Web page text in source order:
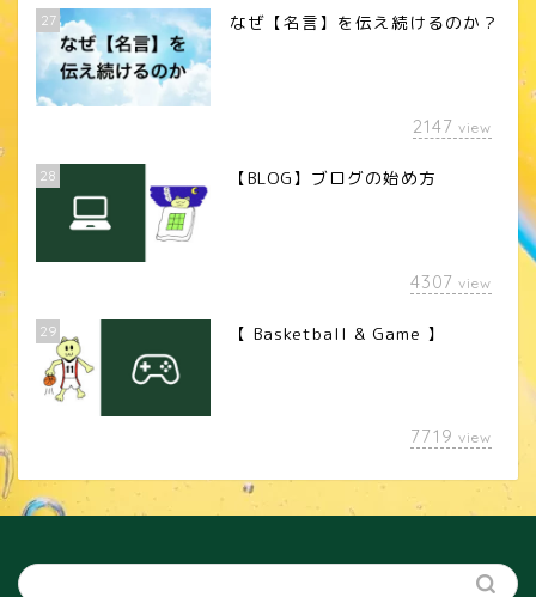
27 なぜ【名言】を伝え続けるのか？
2147 view
28 【BLOG】ブログの始め方
4307 view
29 【 Basketball & Game 】
7719 view
カメラレンズ
YouTube